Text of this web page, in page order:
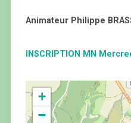
Animateur Philippe
INSCRIPTION MN
+
−